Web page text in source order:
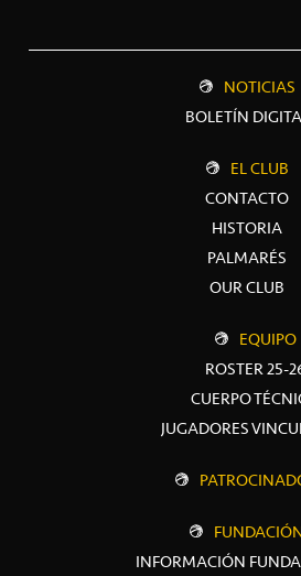
NOTICIAS
BOLETÍN
EL CLUB
CONTACTO
HISTORIA
PALMARÉS
OUR CLUB
EQUIPO
ROSTER 25-
CUERPO
JUGADORES
INFORMACIÓN